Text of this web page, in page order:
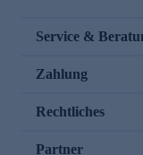
Service &
Zahlung
Rechtliches
Partner